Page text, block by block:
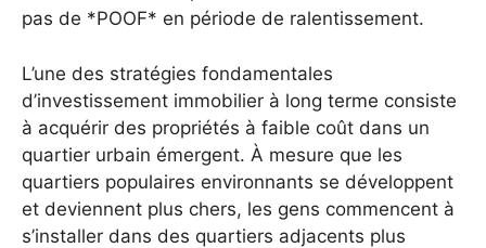
pas de *POOF* en période de ralentissement.
L’une des stratégies fondamentales
d’investissement immobilier à long terme consiste
à acquérir des propriétés à faible coût dans un
quartier urbain émergent. À mesure que les
quartiers populaires environnants se développent
et deviennent plus chers, les gens commencent à
s’installer dans des quartiers adjacents plus